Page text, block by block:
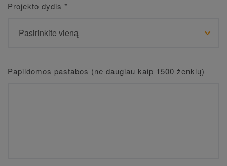
Projekto dydis *
Papildomos pastabos (ne daugiau kaip 1500 ženklų)